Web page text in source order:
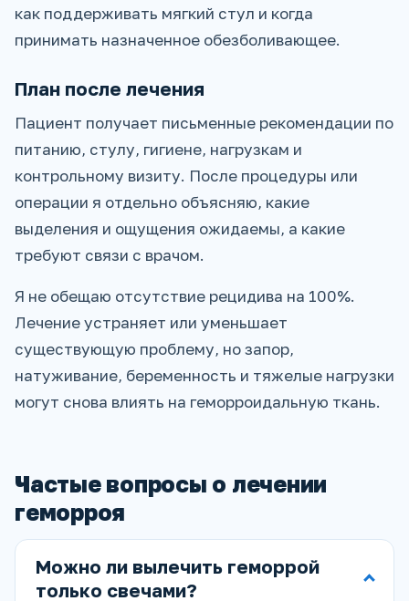
как поддерживать мягкий стул и когда
принимать назначенное обезболивающее.
План после лечения
Пациент получает письменные рекомендации по
питанию, стулу, гигиене, нагрузкам и
контрольному визиту. После процедуры или
операции я отдельно объясняю, какие
выделения и ощущения ожидаемы, а какие
требуют связи с врачом.
Я не обещаю отсутствие рецидива на 100%.
Лечение устраняет или уменьшает
существующую проблему, но запор,
натуживание, беременность и тяжелые нагрузки
могут снова влиять на геморроидальную ткань.
Частые вопросы о лечении
геморроя
Можно ли вылечить геморрой
только свечами?